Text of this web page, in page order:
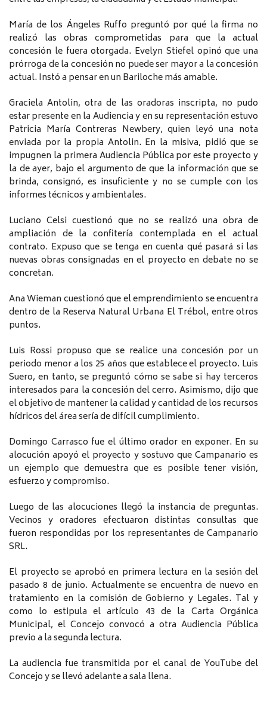
María de los Ángeles Ruffo preguntó por qué la firma no
realizó las obras comprometidas para que la actual
concesión le fuera otorgada. Evelyn Stiefel opinó que una
prórroga de la concesión no puede ser mayor a la concesión
actual. Instó a pensar en un Bariloche más amable.
Graciela Antolin, otra de las oradoras inscripta, no pudo
estar presente en la Audiencia y en su representación estuvo
Patricia María Contreras Newbery, quien leyó una nota
enviada por la propia Antolin. En la misiva, pidió que se
impugnen la primera Audiencia Pública por este proyecto y
la de ayer, bajo el argumento de que la información que se
brinda, consignó, es insuficiente y no se cumple con los
informes técnicos y ambientales.
Luciano Celsi cuestionó que no se realizó una obra de
ampliación de la confitería contemplada en el actual
contrato. Expuso que se tenga en cuenta qué pasará si las
nuevas obras consignadas en el proyecto en debate no se
concretan.
Ana Wieman cuestionó que el emprendimiento se encuentra
dentro de la Reserva Natural Urbana El Trébol, entre otros
puntos.
Luis Rossi propuso que se realice una concesión por un
periodo menor a los 25 años que establece el proyecto. Luis
Suero, en tanto, se preguntó cómo se sabe si hay terceros
interesados para la concesión del cerro. Asimismo, dijo que
el objetivo de mantener la calidad y cantidad de los recursos
hídricos del área sería de difícil cumplimiento.
Domingo Carrasco fue el último orador en exponer. En su
alocución apoyó el proyecto y sostuvo que Campanario es
un ejemplo que demuestra que es posible tener visión,
esfuerzo y compromiso.
Luego de las alocuciones llegó la instancia de preguntas.
Vecinos y oradores efectuaron distintas consultas que
fueron respondidas por los representantes de Campanario
SRL.
El proyecto se aprobó en primera lectura en la sesión del
pasado 8 de junio. Actualmente se encuentra de nuevo en
tratamiento en la comisión de Gobierno y Legales. Tal y
como lo estipula el artículo 43 de la Carta Orgánica
Municipal, el Concejo convocó a otra Audiencia Pública
previo a la segunda lectura.
La audiencia fue transmitida por el canal de YouTube del
Concejo y se llevó adelante a sala llena.